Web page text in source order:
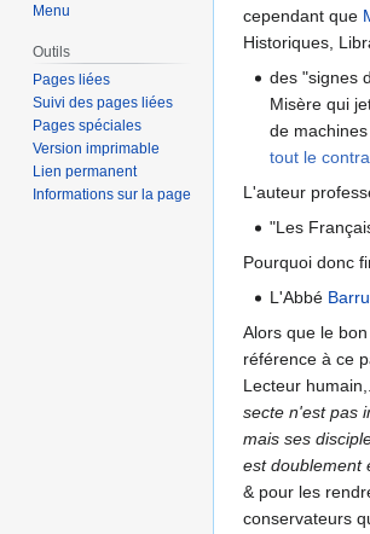
cependant que
Historiques,
des "signes
Misère qui
de
tout le
L'auteur
"Les
Pourquoi donc
L'Abbé
Alors que le
référence à ce
Lecteur
secte n'est pas
mais ses
est doublement
& pour les
conservateurs
Menu
Outils
Pages liées
Suivi des pages liées
Pages spéciales
Version imprimable
Lien permanent
Informations sur la page